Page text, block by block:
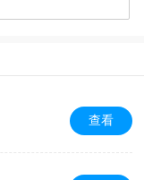
查看